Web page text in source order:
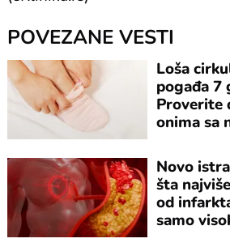
POVEZANE VESTI
Loša
pogađa 7
Proverite
onima sa
Novo
šta
od
samo